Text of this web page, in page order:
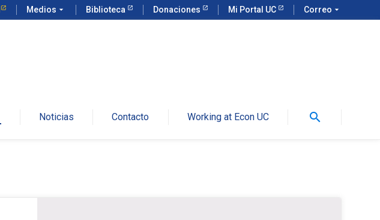
Medios arrow_drop_down Biblioteca Donaciones Mi Portal UC Correo arrow_drop_down
Noticias Contacto Working at Econ UC search